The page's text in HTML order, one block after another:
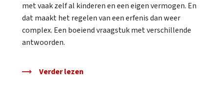
met vaak zelf al kinderen en een eigen vermogen. En
dat maakt het regelen van een erfenis dan weer
complex. Een boeiend vraagstuk met verschillende
antwoorden.
Verder lezen